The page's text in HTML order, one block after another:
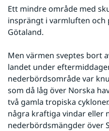
Ett mindre område med
insprängt i varmluften och
Götaland.
Men värmen sveptes bort
landet under
nederbördsområde var
som då låg över Norska
två gamla tropiska
några kraftiga vindar eller
nederbördsmängder över